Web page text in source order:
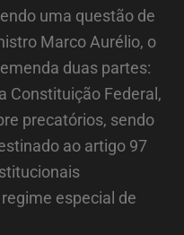
uma questão de
Marco Aurélio, o
duas partes:
Constituição Federal,
precatórios, sendo
ao artigo 97
especial de